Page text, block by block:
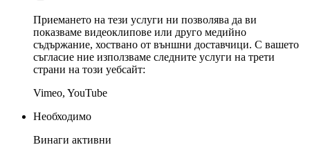
Приемането на тези услуги ни позволява да ви
показваме видеоклипове или друго медийно
съдържание, хоствано от външни доставчици. С вашето
съгласие ние използваме следните услуги на трети
страни на този уебсайт:
Vimeo, YouTube
Необходимо
Винаги активни